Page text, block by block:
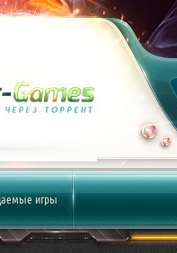
игры